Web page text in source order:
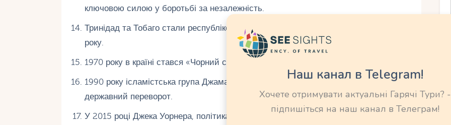
ключовою силою у боротьбі за незалежність.
Тринідад та Тобаго стали республікою в рамках Співдружності 1 серпня 1976
року.
1970 року в країні стався «Чорний силовий бунт» проти економічної нерівності.
1990 року ісламістська група Джамаат аль-Муслімін спробувала влаштувати
державний переворот.
У 2015 році Джека Уорнера, політика з Тринідаду, було звинувачено в корупції у
Наш канал в Telegram!
Хочете отримувати актуальні Гарячі Тури? -
підпишіться на наш канал в Телеграм!